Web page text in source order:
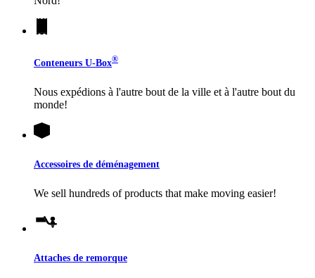
Conteneurs U-Box®
Nous expédions à l'autre bout de la ville et à l'autre bout du
monde!
Accessoires de déménagement
We sell hundreds of products that make moving easier!
Attaches de remorque